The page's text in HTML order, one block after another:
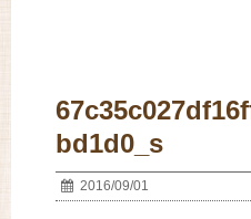
bd1d0_s
2016/09/01